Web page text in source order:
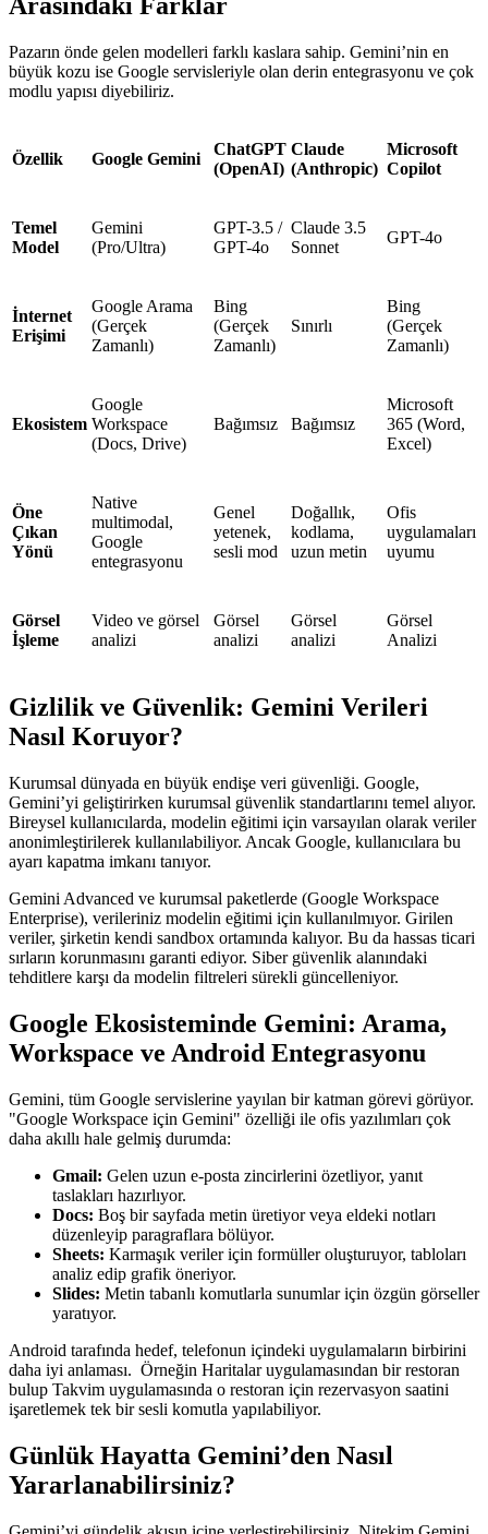
Arasındaki Farklar
Pazarın önde gelen modelleri farklı kaslara sahip. Gemini’nin en
büyük kozu ise Google servisleriyle olan derin entegrasyonu ve çok
modlu yapısı diyebiliriz.
Özellik Google Gemini
ChatGPT
(OpenAI)
Claude
(Anthropic)
Microsoft
Copilot
Temel
Model
Gemini
(Pro/Ultra)
GPT-3.5 /
GPT-4o
Claude 3.5
Sonnet
GPT-4o
İnternet
Erişimi
Google Arama
(Gerçek
Zamanlı)
Bing
(Gerçek
Zamanlı)
Sınırlı
Bing
(Gerçek
Zamanlı)
Ekosistem
Google
Workspace
(Docs, Drive)
Bağımsız Bağımsız
Microsoft
365 (Word,
Excel)
Öne
Çıkan
Yönü
Native
multimodal,
Google
entegrasyonu
Genel
yetenek,
sesli mod
Doğallık,
kodlama,
uzun metin
Ofis
uygulamaları
uyumu
Görsel
İşleme
Video ve görsel
analizi
Görsel
analizi
Görsel
analizi
Görsel
Analizi
Gizlilik ve Güvenlik: Gemini Verileri
Nasıl Koruyor?
Kurumsal dünyada en büyük endişe veri güvenliği. Google,
Gemini’yi geliştirirken kurumsal güvenlik standartlarını temel alıyor.
Bireysel kullanıcılarda, modelin eğitimi için varsayılan olarak veriler
anonimleştirilerek kullanılabiliyor. Ancak Google, kullanıcılara bu
ayarı kapatma imkanı tanıyor.
Gemini Advanced ve kurumsal paketlerde (Google Workspace
Enterprise), verileriniz modelin eğitimi için kullanılmıyor. Girilen
veriler, şirketin kendi sandbox ortamında kalıyor. Bu da hassas ticari
sırların korunmasını garanti ediyor. Siber güvenlik alanındaki
tehditlere karşı da modelin filtreleri sürekli güncelleniyor.
Google Ekosisteminde Gemini: Arama,
Workspace ve Android Entegrasyonu
Gemini, tüm Google servislerine yayılan bir katman görevi görüyor.
"Google Workspace için Gemini" özelliği ile ofis yazılımları çok
daha akıllı hale gelmiş durumda:
Gmail: Gelen uzun e-posta zincirlerini özetliyor, yanıt
taslakları hazırlıyor.
Docs: Boş bir sayfada metin üretiyor veya eldeki notları
düzenleyip paragraflara bölüyor.
Sheets: Karmaşık veriler için formüller oluşturuyor, tabloları
analiz edip grafik öneriyor.
Slides: Metin tabanlı komutlarla sunumlar için özgün görseller
yaratıyor.
Android tarafında hedef, telefonun içindeki uygulamaların birbirini
daha iyi anlaması. Örneğin Haritalar uygulamasından bir restoran
bulup Takvim uygulamasında o restoran için rezervasyon saatini
işaretlemek tek bir sesli komutla yapılabiliyor.
Günlük Hayatta Gemini’den Nasıl
Yararlanabilirsiniz?